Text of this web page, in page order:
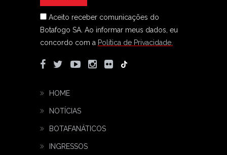
Aceito receber comunicações do
Botafogo SA. Ao informar meus dados, eu
concordo com a Política de Privacidade.
HOME
NOTÍCIAS
BOTAFANÁTICOS
INGRESSOS